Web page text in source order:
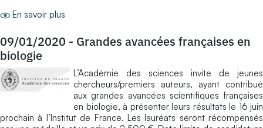
En savoir plus
09/01/2020 - Grandes avancées françaises en
biologie
L’Académie des sciences invite de jeunes
chercheurs/premiers auteurs, ayant contribué
aux grandes avancées scientifiques françaises
en biologie, à présenter leurs résultats le 16 juin
prochain à l’Institut de France. Les lauréats seront récompensés